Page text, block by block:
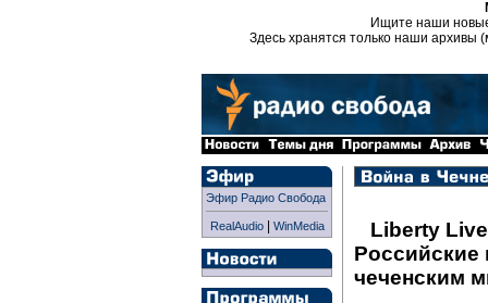
Ищите наши
Здесь хранятся только наши архивы
Эфир Радио Свобода
RealAudio| WinMedia
Liberty Live
Российские
чеченским